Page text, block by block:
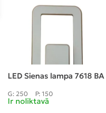
LED Sienas lampa 7618 BA
G: 250 P: 150
Ir noliktavā